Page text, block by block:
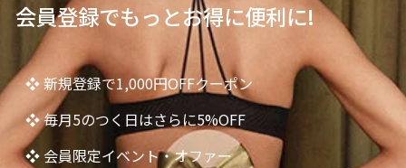
会員登録でもっとお得に便利に!
❖ 新規登録で1,000円OFFクーポン
❖ 毎月5のつく日はさらに5%OFF
❖ 会員限定イベント・オファー